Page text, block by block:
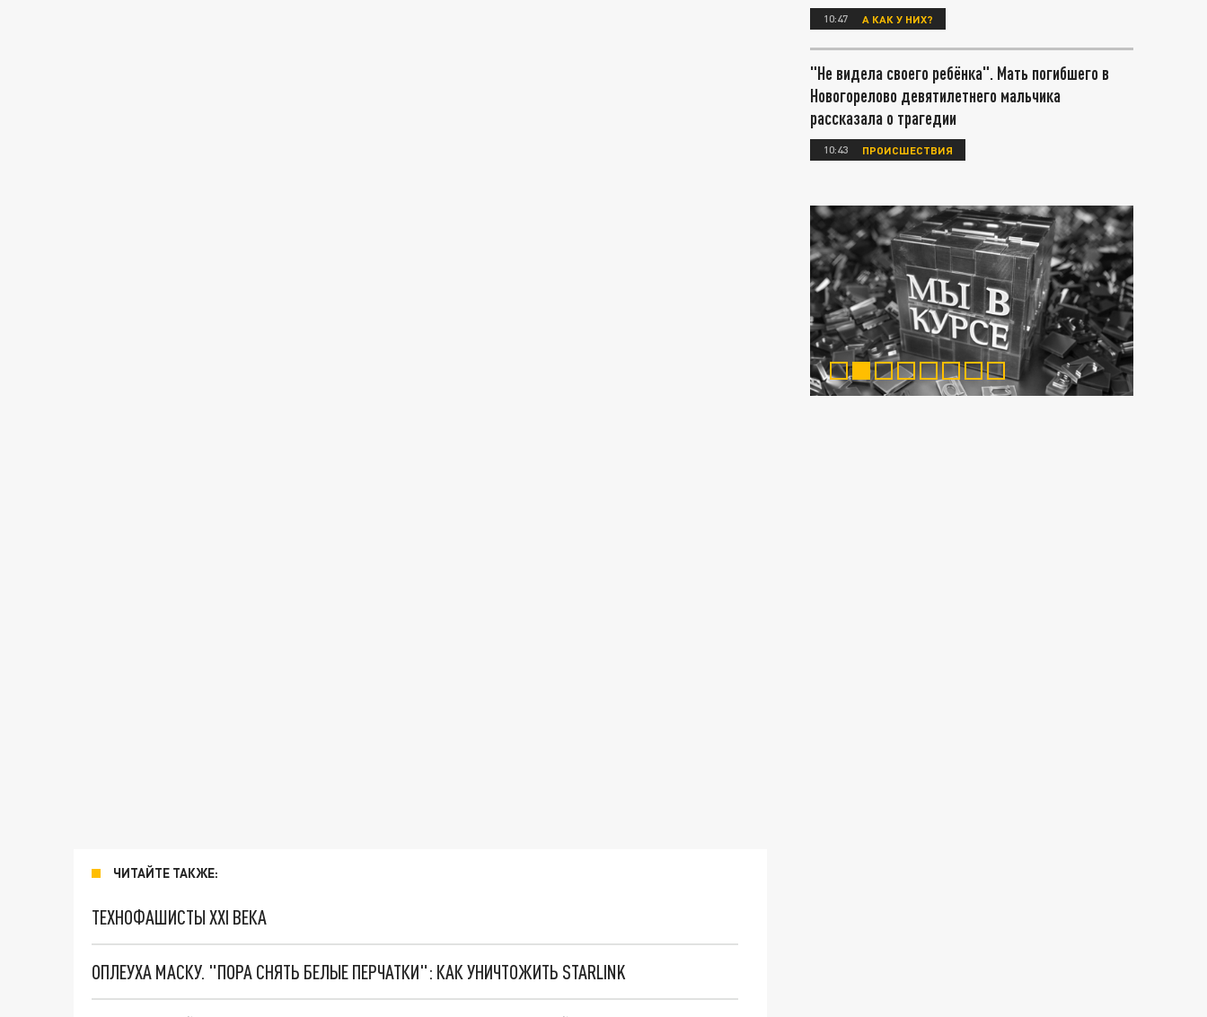
ЧИТАЙТЕ ТАКЖЕ:
ТЕХНОФАШИСТЫ XXI ВЕКА
ОПЛЕУХА МАСКУ. "ПОРА СНЯТЬ БЕЛЫЕ ПЕРЧАТКИ": КАК УНИЧТОЖИТЬ STARLINK
10:47 А КАК У НИХ?
"Не видела своего ребёнка". Мать погибшего в
Новогорелово девятилетнего мальчика
рассказала о трагедии
10:43 ПРОИСШЕСТВИЯ